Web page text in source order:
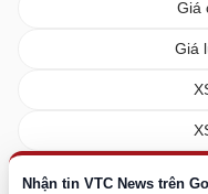
Nhận tin VTC News trên
Giá
Giá